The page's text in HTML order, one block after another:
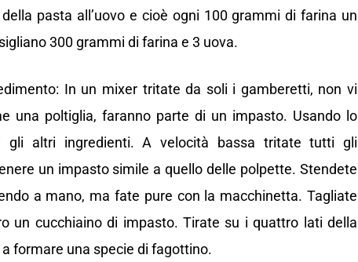
pasta all’uovo e cioè ogni 100 grammi di farina un
300 grammi di farina e 3 uova.
In un mixer tritate da soli i gamberetti, non vi
una poltiglia, faranno parte di un impasto. Usando lo
gli altri ingredienti. A velocità bassa tritate tutti gli
un impasto simile a quello delle polpette. Stendete
a mano, ma fate pure con la macchinetta. Tagliate
un cucchiaino di impasto. Tirate su i quattro lati della
formare una specie di fagottino.